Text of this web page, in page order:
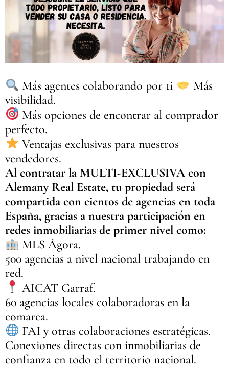
Más agentes colaborando por ti
Más
visibilidad.
Más opciones de encontrar al comprador
perfecto.
Ventajas exclusivas para nuestros
vendedores.
Al contratar la MULTI-EXCLUSIVA con
Alemany Real Estate, tu propiedad será
compartida con cientos de agencias en toda
España, gracias a nuestra participación en
redes inmobiliarias de primer nivel como:
MLS Ágora.
500 agencias a nivel nacional trabajando en
red.
AICAT Garraf.
60 agencias locales colaboradoras en la
comarca.
FAI y otras colaboraciones estratégicas.
Conexiones directas con inmobiliarias de
confianza en todo el territorio nacional.